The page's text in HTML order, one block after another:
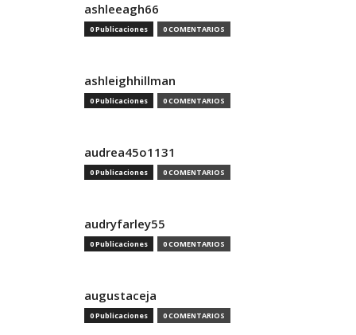
ashleeagh66
0 Publicaciones 0 COMENTARIOS
ashleighhillman
0 Publicaciones 0 COMENTARIOS
audrea45o1131
0 Publicaciones 0 COMENTARIOS
audryfarley55
0 Publicaciones 0 COMENTARIOS
augustaceja
0 Publicaciones 0 COMENTARIOS